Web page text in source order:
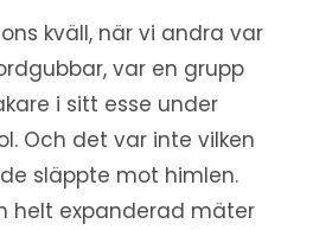
kväll, när vi andra var
var en grupp
i sitt esse under
Och det var inte vilken
släppte mot himlen.
helt expanderad mäter